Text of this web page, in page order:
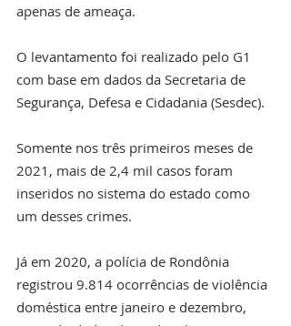
apenas de ameaça.
O levantamento foi realizado pelo G1
com base em dados da Secretaria de
Segurança, Defesa e Cidadania (Sesdec).
Somente nos três primeiros meses de
2021, mais de 2,4 mil casos foram
inseridos no sistema do estado como
um desses crimes.
Já em 2020, a polícia de Rondônia
registrou 9.814 ocorrências de violência
doméstica entre janeiro e dezembro,